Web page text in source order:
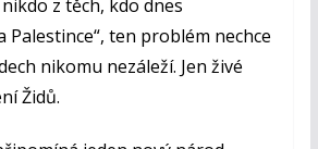
z těch, kdo dnes
Palestince“, ten problém nechce
nikomu nezáleží. Jen živé
Židů.